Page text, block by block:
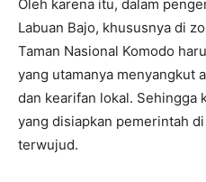
Oleh karena itu, dalam
Labuan Bajo, khususnya di
Taman Nasional Komodo
yang utamanya menyangkut
dan kearifan lokal. Sehingga
yang disiapkan pemerintah
terwujud.